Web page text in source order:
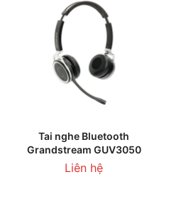
Tai nghe Bluetooth
Grandstream GUV3050
Liên hệ